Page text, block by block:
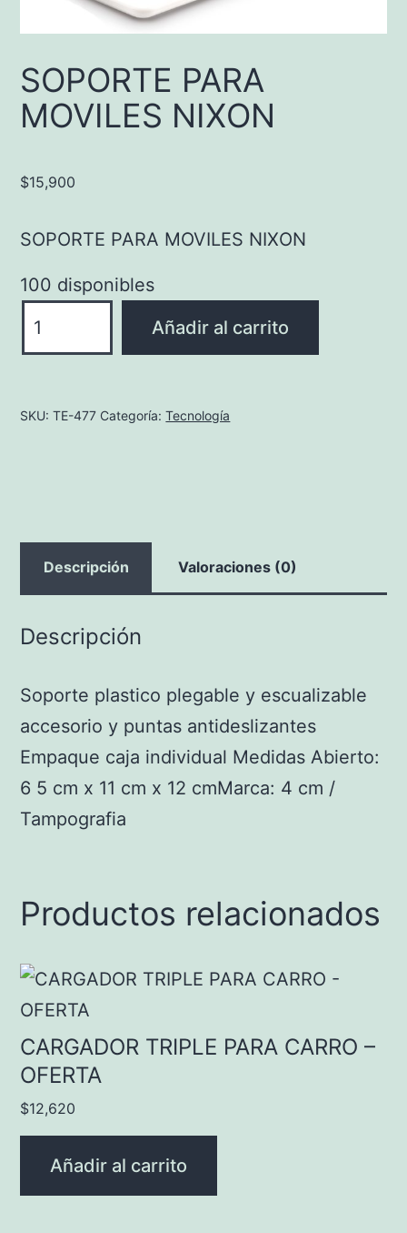
SOPORTE PARA
MOVILES NIXON
$15,900
SOPORTE PARA MOVILES NIXON
100 disponibles
PARA
cantidad
Añadir al carrito
SKU:TE-477 Categoría:Tecnología
Descripción Valoraciones (0)
Descripción
Soporte plastico plegable y escualizable
accesorio y puntas antideslizantes
Empaque caja individual Medidas Abierto:
6 5 cm x 11 cm x 12 cmMarca: 4 cm /
Tampografia
Productos relacionados
CARGADOR TRIPLE PARA CARRO –
OFERTA
$12,620
Añadir al carrito